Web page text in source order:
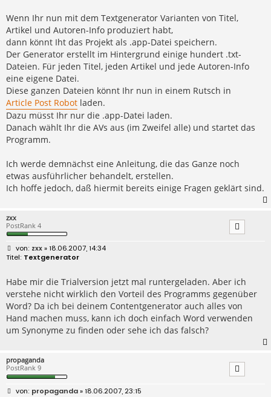
Wenn Ihr nun mit dem Textgenerator Varianten von Titel,
Artikel und Autoren-Info produziert habt,
dann könnt Iht das Projekt als .app-Datei speichern.
Der Generator erstellt im Hintergrund einige hundert .txt-
Dateien. Für jeden Titel, jeden Artikel und jede Autoren-Info
eine eigene Datei.
Diese ganzen Dateien könnt Ihr nun in einem Rutsch in
Article Post Robot laden.
Dazu müsst Ihr nur die .app-Datei laden.
Danach wählt Ihr die AVs aus (im Zweifel alle) und startet das
Programm.
Ich werde demnächst eine Anleitung, die das Ganze noch
etwas ausführlicher behandelt, erstellen.
Ich hoffe jedoch, daß hiermit bereits einige Fragen geklärt sind.
zxx
PostRank 4
B
e
r
a
g
zxx» 18.06.2007, 14:34
Textgenerator
Habe mir die Trialversion jetzt mal runtergeladen. Aber ich
verstehe nicht wirklich den Vorteil des Programms gegenüber
Word? Da ich bei deinem Contentgenerator auch alles von
Hand machen muss, kann ich doch einfach Word verwenden
um Synonyme zu finden oder sehe ich das falsch?
propaganda
PostRank 9
B
propaganda» 18.06.2007, 23:15